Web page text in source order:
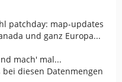
patchday: map-updates
und ganz Europa...
mach' mal...
diesen Datenmengen